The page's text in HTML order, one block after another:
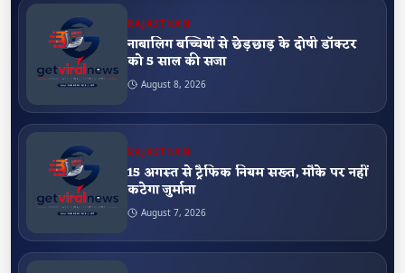
RAJASTHAN
नाबालिग बच्चियों से छेड़छाड़ के दोषी डॉक्टर
को 5 साल की सजा
August 8, 2026
RAJASTHAN
15 अगस्त से ट्रैफिक नियम सख्त, मौके पर नहीं
कटेगा जुर्माना
August 7, 2026